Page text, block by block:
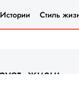
Истории Стиль